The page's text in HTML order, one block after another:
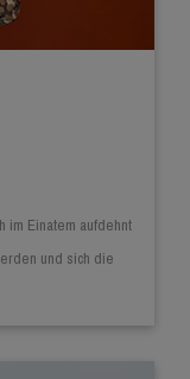
im Einatem aufdehnt
und sich die